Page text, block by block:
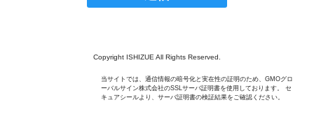
Copyright ISHIZUE All Rights Reserved.
当サイトでは、通信情報の暗号化と実在性の証明のため、GMOグロ
ーバルサイン株式会社のSSLサーバ証明書を使用しております。 セ
キュアシールより、サーバ証明書の検証結果をご確認ください。